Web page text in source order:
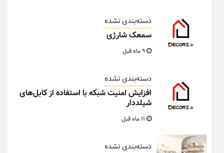
دسته‌بندی نشده
سمعک شارژی
دسته‌بندی نشده
افزایش امنیت شبکه با استفاده از کابل‌های
شیلددار
دسته‌بندی نشده